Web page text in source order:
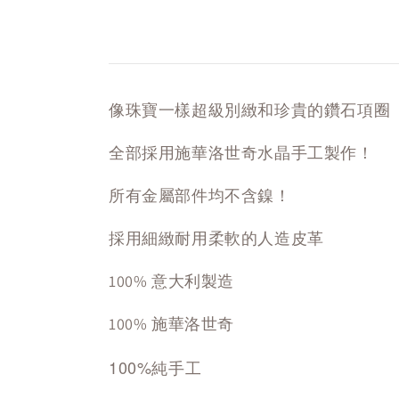
像珠寶一樣超級別緻和珍貴的鑽石項圈
全部採用施華洛世奇水晶手工製作！
所有金屬部件均不含鎳！
採用細緻耐用柔軟的人造皮革
100% 意大利製造
100% 施華洛世奇
100%純手工